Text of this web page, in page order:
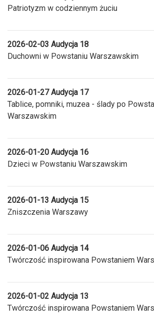
Patriotyzm w codziennym żuciu
2026-02-03 Audycja 18
Duchowni w Powstaniu Warszawskim
2026-01-27 Audycja 17
Tablice, pomniki, muzea - ślady po
Warszawskim
2026-01-20 Audycja 16
Dzieci w Powstaniu Warszawskim
2026-01-13 Audycja 15
Zniszczenia Warszawy
2026-01-06 Audycja 14
Twórczość inspirowana Powstaniem
2026-01-02 Audycja 13
Twórczość inspirowana Powstaniem